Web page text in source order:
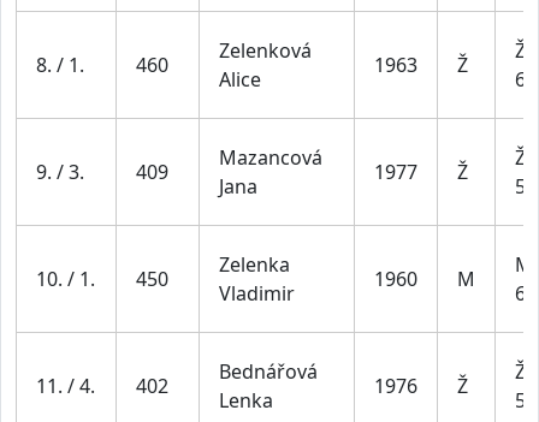
8. / 1. 460
Zelenková
Alice
1963 Ž
9. / 3. 409
Mazancová
Jana
1977 Ž
10. / 1. 450
Zelenka
Vladimir
1960 M
11. / 4. 402
Bednářová
Lenka
1976 Ž